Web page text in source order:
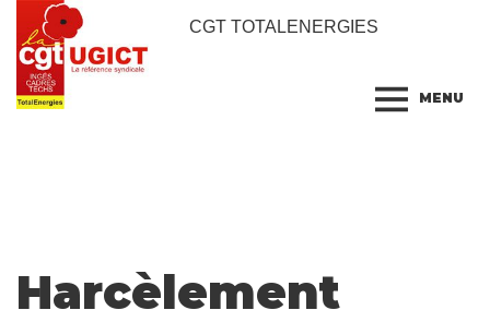
CGT TOTALENERGIES
MENU
Harcèlement